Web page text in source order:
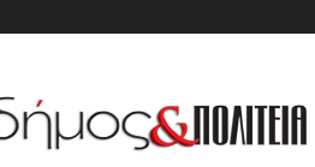
και
Πολιτεία
Βύρωνας